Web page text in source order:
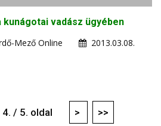
vadász ügyében
Mező Online
2013.03.08.
4. / 5. oldal > >>